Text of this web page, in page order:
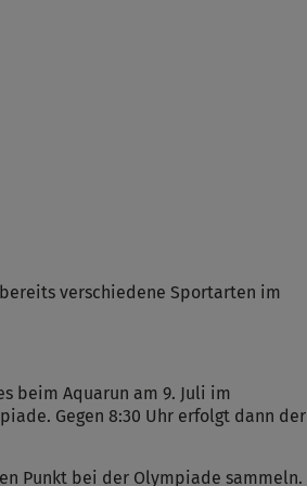
verschiedene Sportarten im
beim Aquarun am 9. Juli im
Gegen 8:30 Uhr erfolgt dann der
Punkt bei der Olympiade sammeln.